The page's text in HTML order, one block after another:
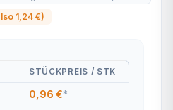
1,24 €)
STÜCKPREIS / STK
0,96 €*